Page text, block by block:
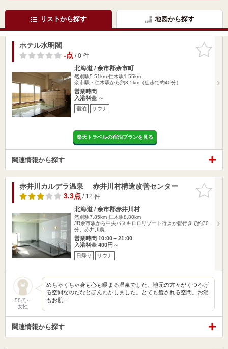
リストから探す 地図から探す
お気に入
りに追加
ホテル水明閣
-点/ 0 件
北海道 / 余市郡余市町
然別駅5.51km 仁木駅1.55km
余市駅・仁木駅から約3.5km（徒歩で約40分）
営業時間
入浴料金 ～
宿泊 サウナ
楽天トラベルの宿泊プランを見る
関連情報から探す
お気に入
りに追加
赤井川カルデラ温泉 赤井川村構造改善センター
3.3点/ 12 件
北海道 / 余市郡赤井川村
然別駅7.85km 仁木駅8.80km
JR余市駅から中央バスキロロリゾート行きか都行きで約30
分、赤井川農…
営業時間 10:00～21:00
入浴料金 400円～
日帰り サウナ
50代～
女性
めちゃくちゃ身も心も暖まる温泉でした。地元の方々がくつろげ
る空間なのだなとほんわかしました。とても癒される空間。お湯
もお肌…
関連情報から探す